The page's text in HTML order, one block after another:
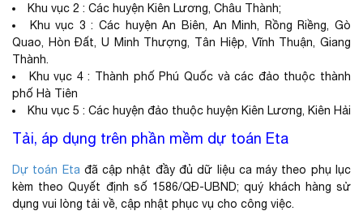
Khu vục 2 : Các huyện Kiên Lương, Châu Thành;
Khu vục 3 : Các huyện An Biên, An Minh, Rồng Riềng, Gò
Quao, Hòn Đất, U Minh Thượng, Tân Hiệp, Vĩnh Thuận, Giang
Thành.
Khu vục 4 : Thành phố Phú Quốc và các đảo thuộc thành
phố Hà Tiên
Khu vục 5 : Các huyện đảo thuộc huyện Kiên Lương, Kiên Hải
Tải, áp dụng trên phần mềm dự toán Eta
Dự toán Eta đã cập nhật đầy đủ dữ liệu ca máy theo phụ lục
kèm theo Quyết định số 1586/QĐ-UBND; quý khách hàng sử
dụng vui lòng tải về, cập nhật phục vụ cho công việc.